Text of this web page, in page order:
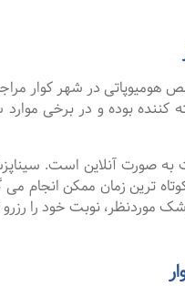
هومیوپاتی در شهر کوار
کننده بوده و در برخی
به صورت آنلاین است.
زمان ممکن انجام می
نوبت خود را رزرو